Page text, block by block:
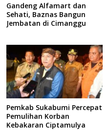
Gandeng Alfamart dan
Sehati, Baznas Bangun
Jembatan di Cimanggu
Pemkab Sukabumi Percepat
Pemulihan Korban
Kebakaran Ciptamulya